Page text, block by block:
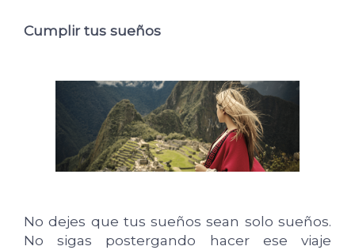
Cumplir tus sueños
No dejes que tus sueños sean solo sueños.
No sigas postergando hacer ese viaje